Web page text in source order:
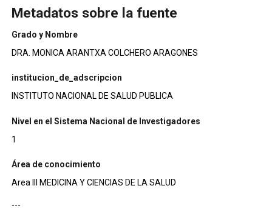
Metadatos sobre la fuente
Grado y Nombre
DRA. MONICA ARANTXA COLCHERO ARAGONES
institucion_de_adscripcion
INSTITUTO NACIONAL DE SALUD PUBLICA
Nivel en el Sistema Nacional de Investigadores
1
Área de conocimiento
Area III MEDICINA Y CIENCIAS DE LA SALUD
---